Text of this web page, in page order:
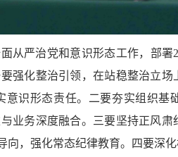
从严治党和意识形态工作，部署
强化整治引领，在站稳整治立
识形态责任。二要夯实组织基
业务深度融合。三要坚持正风
，强化常态纪律教育。四要深